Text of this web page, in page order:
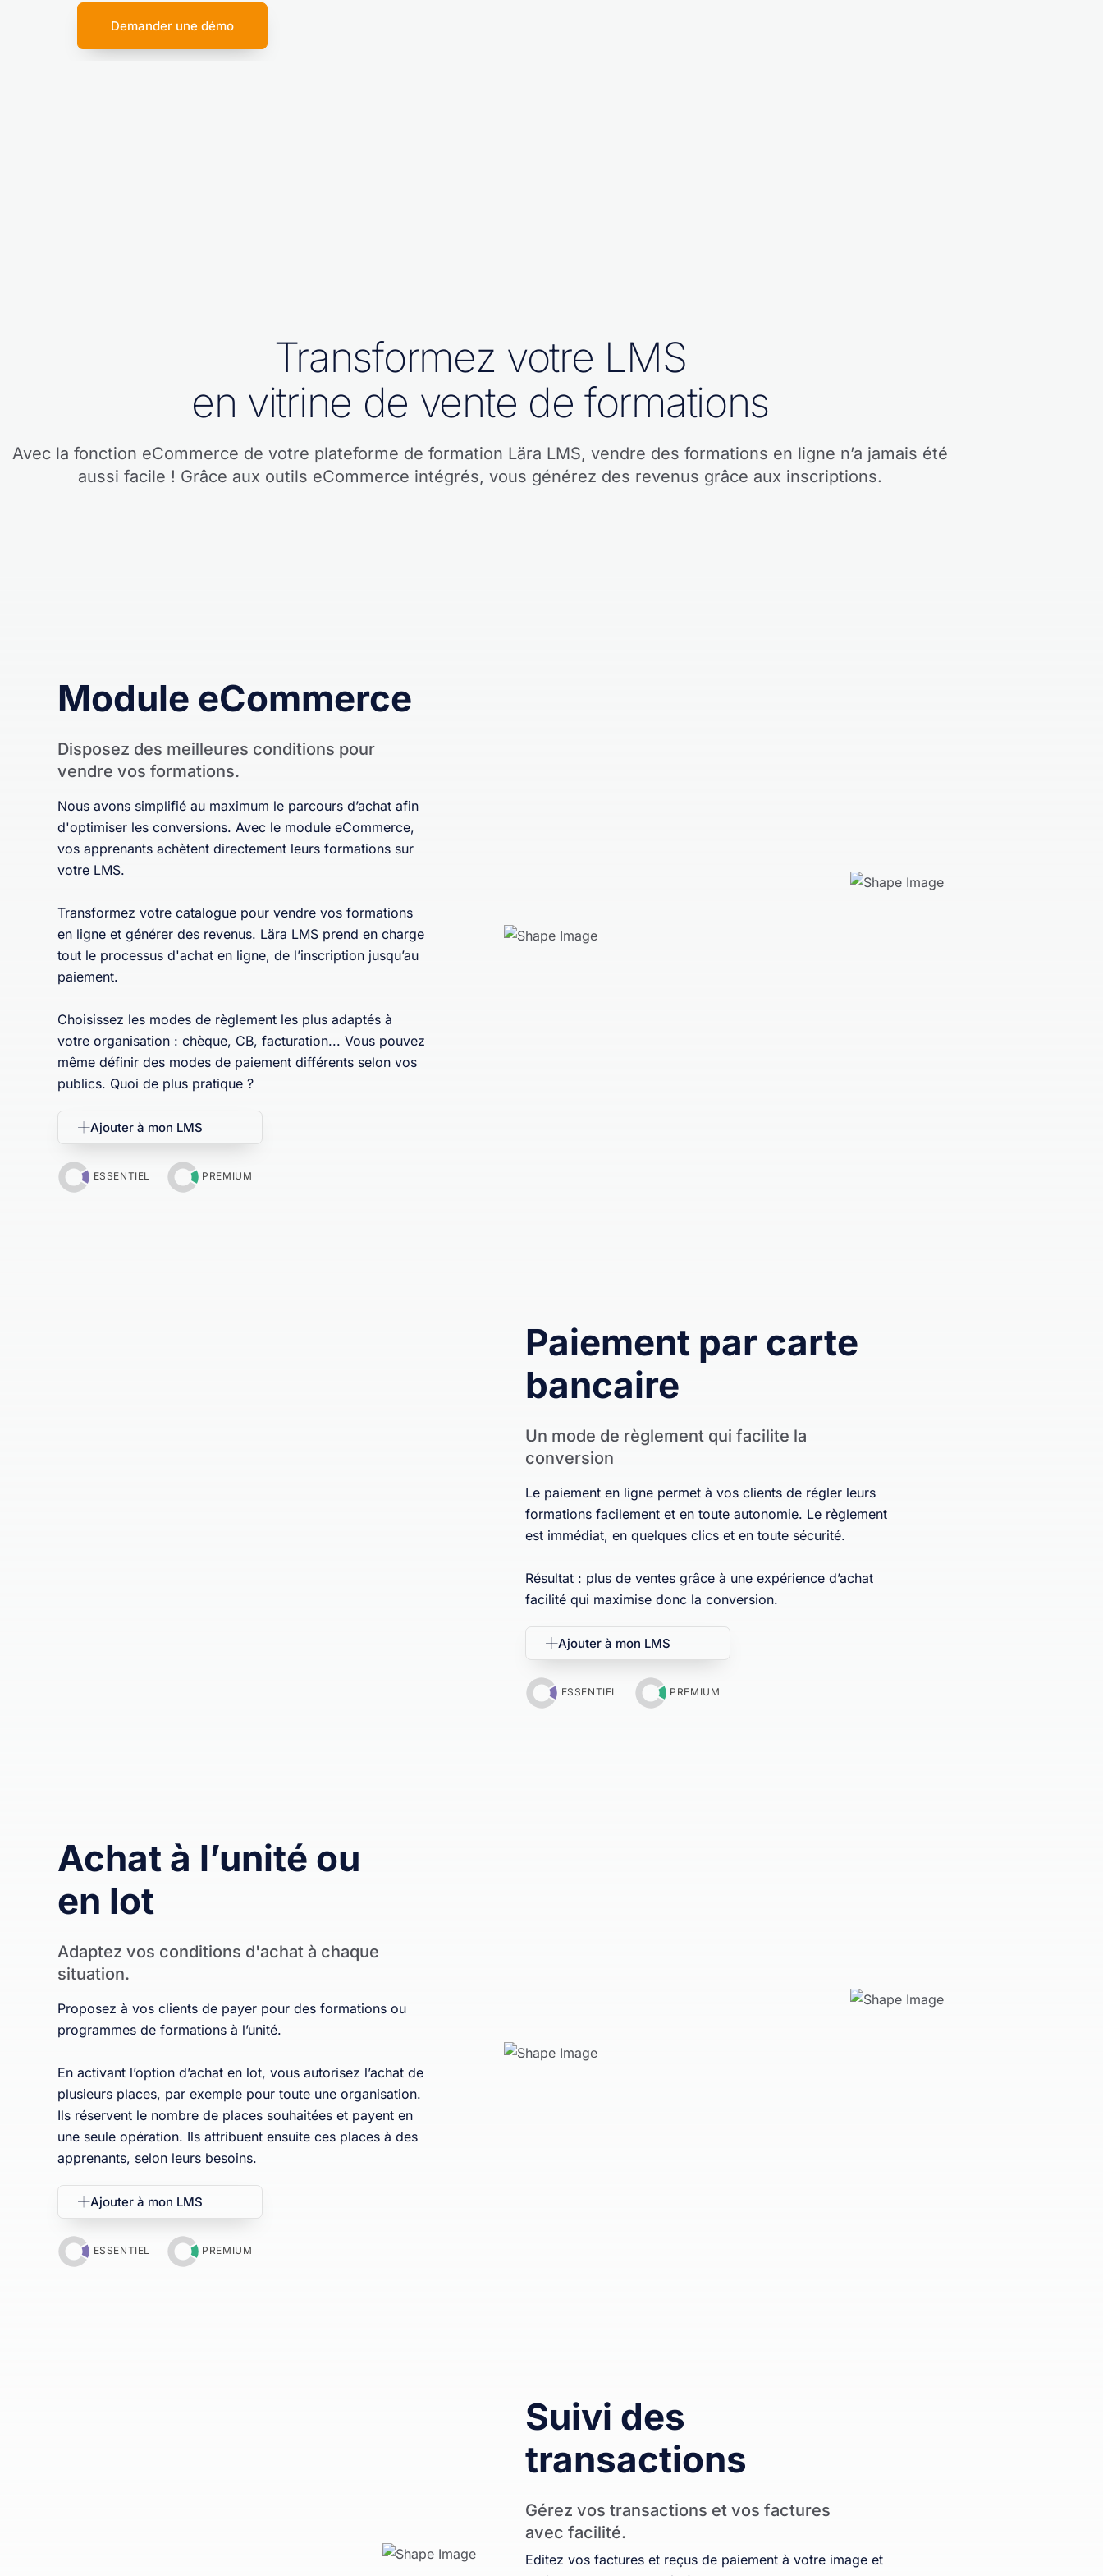
Demander une démo
Transformez votre LMS
en vitrine de vente de formations
Avec la fonction eCommerce de votre plateforme de formation Lära LMS, vendre des formations en ligne n’a jamais été
aussi facile ! Grâce aux outils eCommerce intégrés, vous générez des revenus grâce aux inscriptions.
Module eCommerce
Disposez des meilleures conditions pour
vendre vos formations.
Nous avons simplifié au maximum le parcours d’achat afin
d'optimiser les conversions. Avec le module eCommerce,
vos apprenants achètent directement leurs formations sur
votre LMS.
Transformez votre catalogue pour vendre vos formations
en ligne et générer des revenus. Lära LMS prend en charge
tout le processus d'achat en ligne, de l’inscription jusqu’au
paiement.
Choisissez les modes de règlement les plus adaptés à
votre organisation : chèque, CB, facturation... Vous pouvez
même définir des modes de paiement différents selon vos
publics. Quoi de plus pratique ?
Ajouter à mon LMS
ESSENTIEL PREMIUM
Paiement par carte
bancaire
Un mode de règlement qui facilite la
conversion
Le paiement en ligne permet à vos clients de régler leurs
formations facilement et en toute autonomie. Le règlement
est immédiat, en quelques clics et en toute sécurité.
Résultat : plus de ventes grâce à une expérience d’achat
facilité qui maximise donc la conversion.
Ajouter à mon LMS
ESSENTIEL PREMIUM
Achat à l’unité ou
en lot
Adaptez vos conditions d'achat à chaque
situation.
Proposez à vos clients de payer pour des formations ou
programmes de formations à l’unité.
En activant l’option d’achat en lot, vous autorisez l’achat de
plusieurs places, par exemple pour toute une organisation.
Ils réservent le nombre de places souhaitées et payent en
une seule opération. Ils attribuent ensuite ces places à des
apprenants, selon leurs besoins.
Ajouter à mon LMS
ESSENTIEL PREMIUM
Suivi des
transactions
Gérez vos transactions et vos factures
avec facilité.
Editez vos factures et reçus de paiement à votre image et